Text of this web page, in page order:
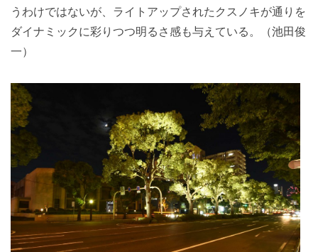
うわけではないが、ライトアップされたクスノキが通りを
ダイナミックに彩りつつ明るさ感も与えている。（池田俊
一）